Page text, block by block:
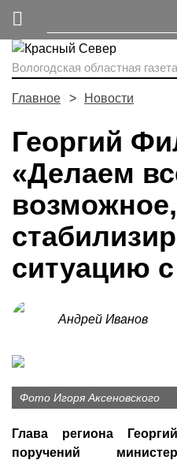
Вологодская областная
Главное Новости
Георгий
«Делаем
ситуацию
Андрей Иванов
Фото Игоря Аксеновского
Глава региона
поручений